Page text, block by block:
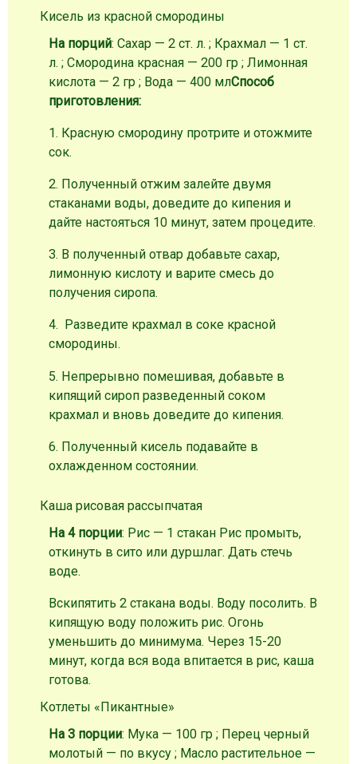
Кисель из красной смородины
На порций: Сахар — 2 ст. л. ; Крахмал — 1 ст.
л. ; Смородина красная — 200 гр ; Лимонная
кислота — 2 гр ; Вода — 400 млСпособ
приготовления:
1. Красную смородину протрите и отожмите
сок.
2. Полученный отжим залейте двумя
стаканами воды, доведите до кипения и
дайте настояться 10 минут, затем процедите.
3. В полученный отвар добавьте сахар,
лимонную кислоту и варите смесь до
получения сиропа.
4. Разведите крахмал в соке красной
смородины.
5. Непрерывно помешивая, добавьте в
кипящий сироп разведенный соком
крахмал и вновь доведите до кипения.
6. Полученный кисель подавайте в
охлажденном состоянии.
Каша рисовая рассыпчатая
На 4 порции: Рис — 1 стакан Рис промыть,
откинуть в сито или дуршлаг. Дать стечь
воде.
Вскипятить 2 стакана воды. Воду посолить. В
кипящую воду положить рис. Огонь
уменьшить до минимума. Через 15-20
минут, когда вся вода впитается в рис, каша
готова.
Котлеты «Пикантные»
На 3 порции: Мука — 100 гр ; Перец черный
молотый — по вкусу ; Масло растительное —